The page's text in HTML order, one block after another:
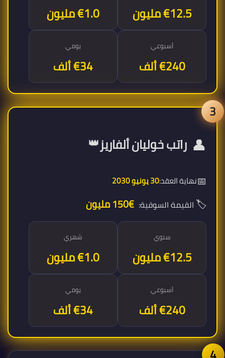
€12.5 مليون €1.0 مليون
أسبوعي
€240 ألف
يومي
€34 ألف
3
👤 راتب خوليان ألفاريز👑
نهاية العقد:30 يونيو 2030
🏷️القيمة السوقية:€150 مليون
سنوي
€12.5 مليون
شهري
€1.0 مليون
أسبوعي
€240 ألف
يومي
€34 ألف